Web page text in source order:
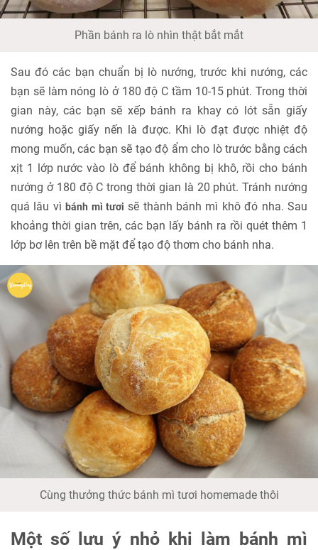
Phần bánh ra lò nhìn thật bắt mắt
Sau đó các bạn chuẩn bị lò nướng, trước khi nướng, các
bạn sẽ làm nóng lò ở 180 độ C tầm 10-15 phút. Trong thời
gian này, các bạn sẽ xếp bánh ra khay có lót sẵn giấy
nướng hoặc giấy nến là được. Khi lò đạt được nhiệt độ
mong muốn, các bạn sẽ tạo độ ẩm cho lò trước bằng cách
xịt 1 lớp nước vào lò để bánh không bị khô, rồi cho bánh
nướng ở 180 độ C trong thời gian là 20 phút. Tránh nướng
quá lâu vìbánh mì tươi sẽ thành bánh mì khô đó nha. Sau
khoảng thời gian trên, các bạn lấy bánh ra rồi quét thêm 1
lớp bơ lên trên bề mặt để tạo độ thơm cho bánh nha.
Cùng thưởng thức bánh mì tươi homemade thôi
Một số lưu ý nhỏ khi làm bánh mì